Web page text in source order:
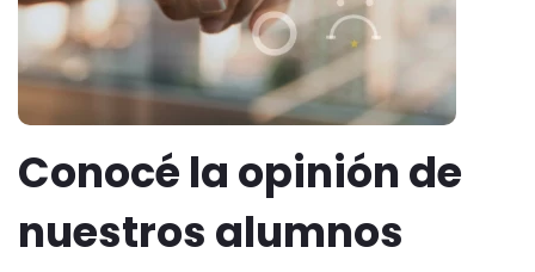
Conocé la opinión de
nuestros alumnos